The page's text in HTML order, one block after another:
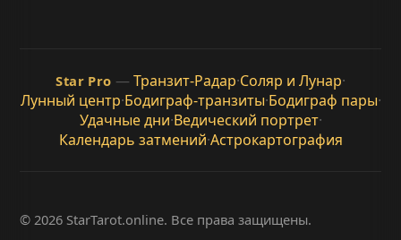
Star Pro — Транзит-Радар·Соляр и Лунар·
Лунный центр·Бодиграф-транзиты·Бодиграф пары·
Удачные дни·Ведический портрет·
Календарь затмений·Астрокартография
© 2026 StarTarot.online. Все права защищены.